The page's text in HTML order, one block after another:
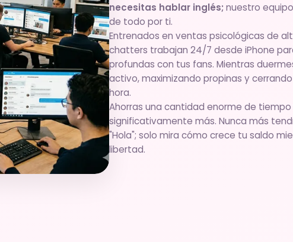
necesitas hablar inglés; nuestro
de todo por ti.
Entrenados en ventas psicológicas de
chatters trabajan 24/7 desde iPhone
profundas con tus fans. Mientras
activo, maximizando propinas y
hora.
Ahorras una cantidad enorme de
significativamente más. Nunca más
"Hola"; solo mira cómo crece tu saldo
libertad.